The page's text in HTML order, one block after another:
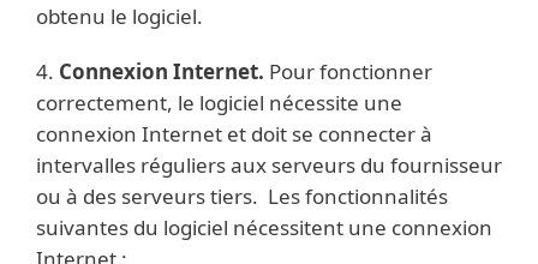
obtenu le logiciel.
4. Connexion Internet. Pour fonctionner
correctement, le logiciel nécessite une
connexion Internet et doit se connecter à
intervalles réguliers aux serveurs du fournisseur
ou à des serveurs tiers. Les fonctionnalités
suivantes du logiciel nécessitent une connexion